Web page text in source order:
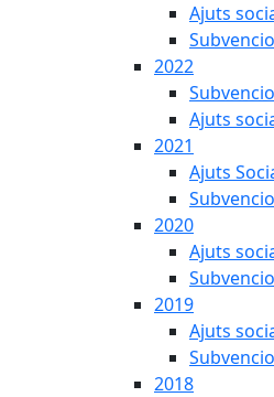
Ajuts
2022
Ajuts
2021
Ajuts
2020
Ajuts
2019
Ajuts
2018